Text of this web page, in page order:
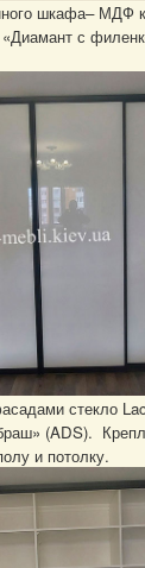
шкафа– МДФ
с
стекло
(ADS).
и потолку.